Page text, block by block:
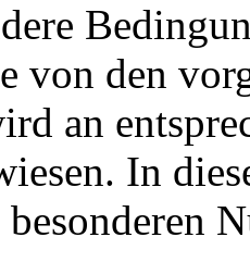
von den
an
In